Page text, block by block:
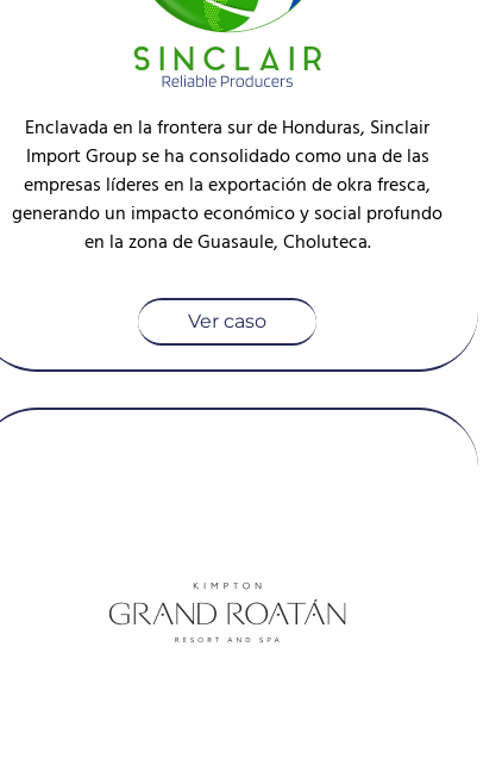
Enclavada en la frontera sur de Honduras, Sinclair
Import Group se ha consolidado como una de las
empresas líderes en la exportación de okra fresca,
generando un impacto económico y social profundo
en la zona de Guasaule, Choluteca.
Ver caso